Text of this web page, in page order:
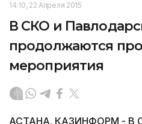
14:10, 22 Апреля 2015
В СКО и
продолжаются
мероприятия
АСТАНА. КАЗИНФОРМ - В